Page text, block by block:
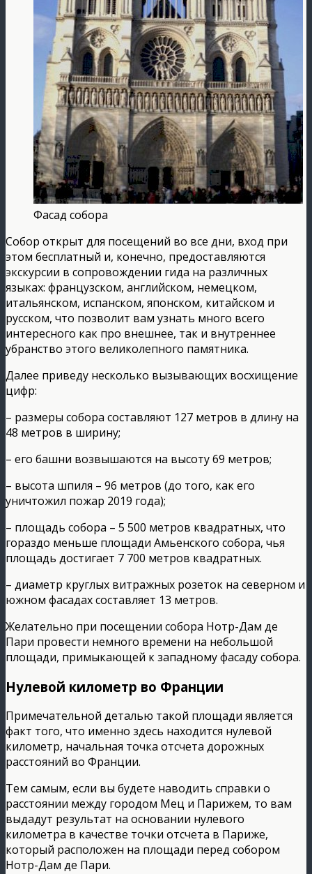
Фасад собора
Собор открыт для посещений во все дни, вход при
этом бесплатный и, конечно, предоставляются
экскурсии в сопровождении гида на различных
языках: французском, английском, немецком,
итальянском, испанском, японском, китайском и
русском, что позволит вам узнать много всего
интересного как про внешнее, так и внутреннее
убранство этого великолепного памятника.
Далее приведу несколько вызывающих восхищение
цифр:
– размеры собора составляют 127 метров в длину на
48 метров в ширину;
– его башни возвышаются на высоту 69 метров;
– высота шпиля – 96 метров (до того, как его
уничтожил пожар 2019 года);
– площадь собора – 5 500 метров квадратных, что
гораздо меньше площади Амьенского собора, чья
площадь достигает 7 700 метров квадратных.
– диаметр круглых витражных розеток на северном и
южном фасадах составляет 13 метров.
Желательно при посещении собора Нотр-Дам де
Пари провести немного времени на небольшой
площади, примыкающей к западному фасаду собора.
Нулевой километр во Франции
Примечательной деталью такой площади является
факт того, что именно здесь находится нулевой
километр, начальная точка отсчета дорожных
расстояний во Франции.
Тем самым, если вы будете наводить справки о
расстоянии между городом Мец и Парижем, то вам
выдадут результат на основании нулевого
километра в качестве точки отсчета в Париже,
который расположен на площади перед собором
Нотр-Дам де Пари.